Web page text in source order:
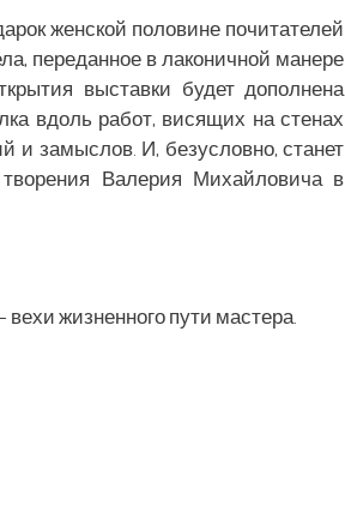
женской половине почитателей
переданное в лаконичной манере
выставки будет дополнена
вдоль работ, висящих на стенах
и замыслов. И, безусловно, станет
Валерия Михайловича в
жизненного пути мастера.